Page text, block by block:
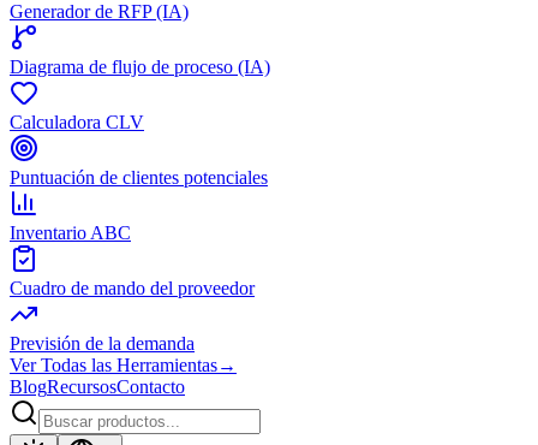
Generador de RFP (IA)
Diagrama de flujo de proceso (IA)
Calculadora CLV
Puntuación de clientes potenciales
Inventario ABC
Cuadro de mando del proveedor
Previsión de la demanda
Ver Todas las Herramientas→
BlogRecursosContacto